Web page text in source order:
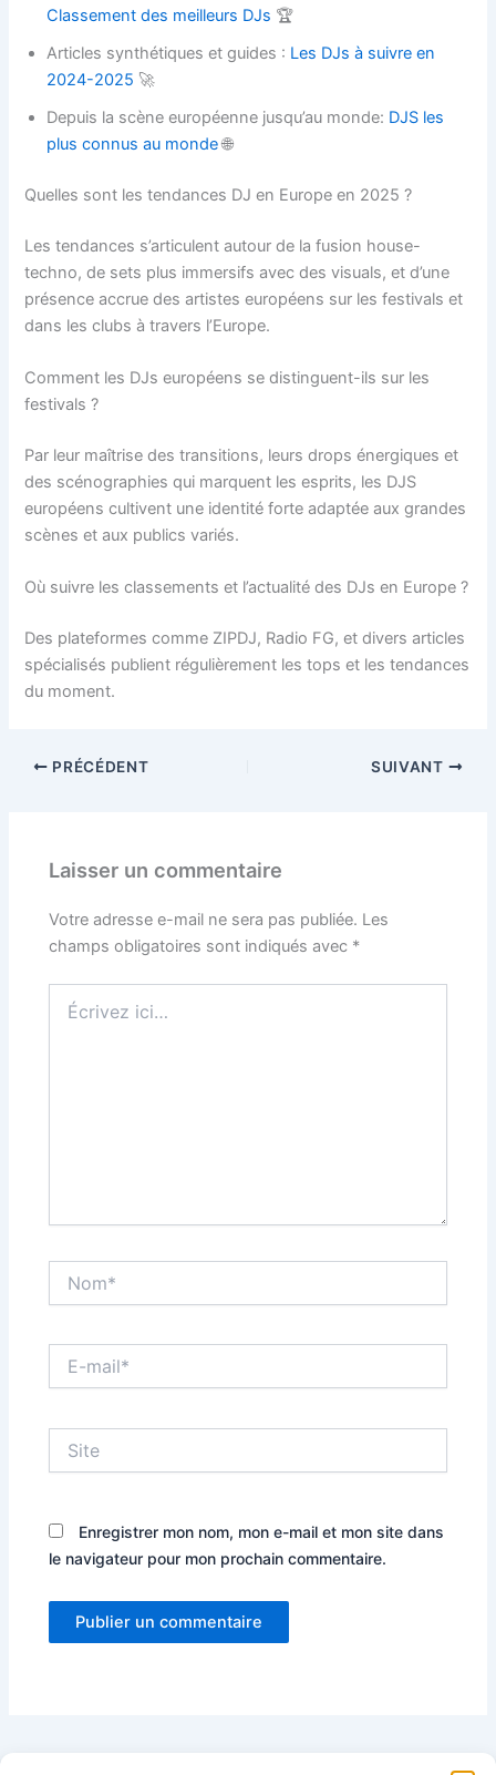
Classement des meilleurs DJs 🏆
Articles synthétiques et guides : Les DJs à suivre en
2024-2025 🚀
Depuis la scène européenne jusqu’au monde: DJS les
plus connus au monde🌐
Quelles sont les tendances DJ en Europe en 2025 ?
Les tendances s’articulent autour de la fusion house-
techno, de sets plus immersifs avec des visuals, et d’une
présence accrue des artistes européens sur les festivals et
dans les clubs à travers l’Europe.
Comment les DJs européens se distinguent-ils sur les
festivals ?
Par leur maîtrise des transitions, leurs drops énergiques et
des scénographies qui marquent les esprits, les DJS
européens cultivent une identité forte adaptée aux grandes
scènes et aux publics variés.
Où suivre les classements et l’actualité des DJs en Europe ?
Des plateformes comme ZIPDJ, Radio FG, et divers articles
spécialisés publient régulièrement les tops et les tendances
du moment.
PRÉCÉDENT SUIVANT
Laisser un commentaire
Votre adresse e-mail ne sera pas publiée. Les
champs obligatoires sont indiqués avec *
ici…
mail*
Enregistrer mon nom, mon e-mail et mon site dans
le navigateur pour mon prochain commentaire.